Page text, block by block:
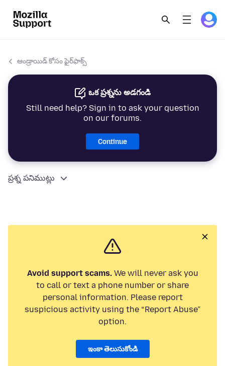
ఆండ్రాయిడ్ కోసం ఫైర్‌ఫాక్స్
ఒక ప్రశ్నను అడగండి
Still need help? Sign in to ask your question
on our forums.
Continue
ప్రశ్న పనిముట్లు
Avoid support scams.We will never ask you
to call or text a phone number or share
personal information. Please report
suspicious activity using the “Report Abuse”
option.
ఇంకా తెలుసుకోండి